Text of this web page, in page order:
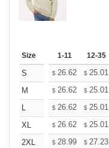
Size 1-11 12-35
S $ 26.62 $ 25.01
M
$ 26.62 $ 25.01
L
$ 26.62 $ 25.01
XL
$ 26.62 $ 25.01
2XL
$ 28.99 $ 27.23